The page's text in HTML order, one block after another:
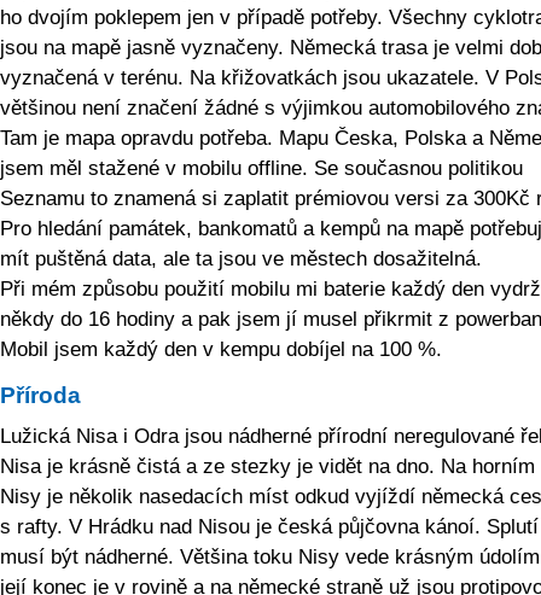
ho dvojím poklepem jen v případě potřeby. Všechny
jsou na mapě jasně vyznačeny. Německá trasa je velmi
vyznačená v terénu. Na křižovatkách jsou ukazatele. V
většinou není značení žádné s výjimkou automobilového
Tam je mapa opravdu potřeba. Mapu Česka, Polska a
jsem měl stažené v mobilu offline. Se současnou politikou
Seznamu to znamená si zaplatit prémiovou versi za 300Kč
Pro hledání památek, bankomatů a kempů na mapě
mít puštěná data, ale ta jsou ve městech dosažitelná.
Při mém způsobu použití mobilu mi baterie každý den
někdy do 16 hodiny a pak jsem jí musel přikrmit z
Mobil jsem každý den v kempu dobíjel na 100 %.
Příroda
Lužická Nisa i Odra jsou nádherné přírodní neregulované
Nisa je krásně čistá a ze stezky je vidět na dno. Na horním
Nisy je několik nasedacích míst odkud vyjíždí německá
s rafty. V Hrádku nad Nisou je česká půjčovna kánoí.
musí být nádherné. Většina toku Nisy vede krásným
její konec je v rovině a na německé straně už jsou